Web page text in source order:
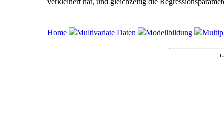
Home Multivariate Daten Modellbildung